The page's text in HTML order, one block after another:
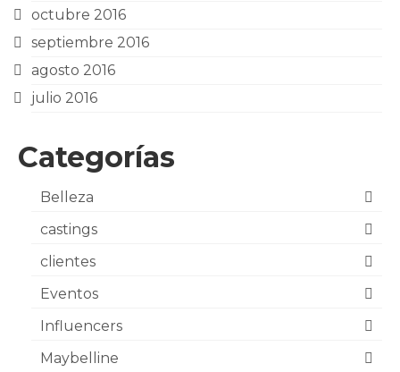
octubre 2016
septiembre 2016
agosto 2016
julio 2016
Categorías
Belleza
castings
clientes
Eventos
Influencers
Maybelline